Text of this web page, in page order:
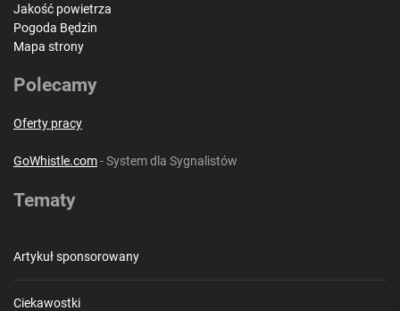
Jakość powietrza
Pogoda Będzin
Mapa strony
Polecamy
Oferty pracy
GoWhistle.com- System dla Sygnalistów
Tematy
Artykuł sponsorowany
Ciekawostki